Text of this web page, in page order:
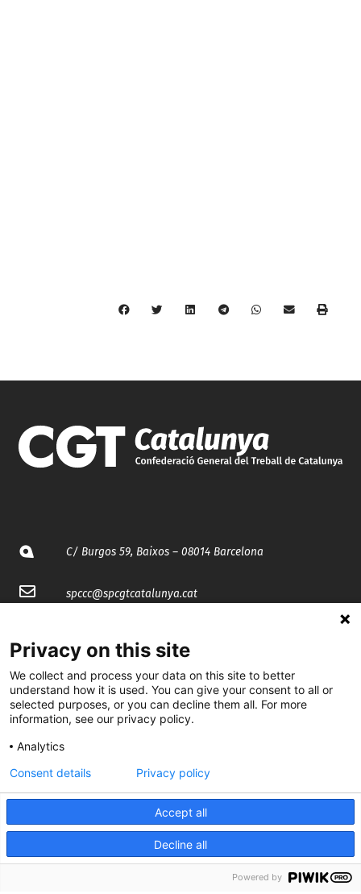
C/ Burgos 59, Baixos – 08014 Barcelona
spccc@spcgtcatalunya.cat
@CGTCatalunya
cgtcatalunya
CGTCatalunya
cgtcatalunya
Desenvolupat per
Privacy on this site
We collect and process your data on this site to better
understand how it is used. You can give your consent to all or
selected purposes, or you can decline them all. For more
information, see our privacy policy.
Analytics
Accept all
Decline all
Consent details Privacy policy
Powered by